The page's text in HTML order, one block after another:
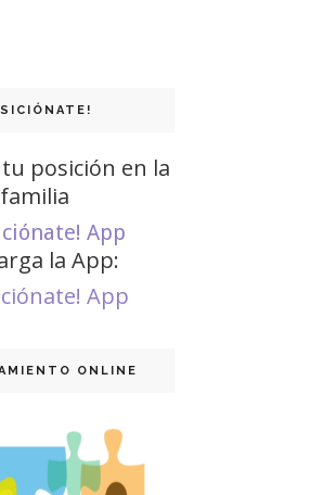
posición en la
familia
la App:
ONLINE